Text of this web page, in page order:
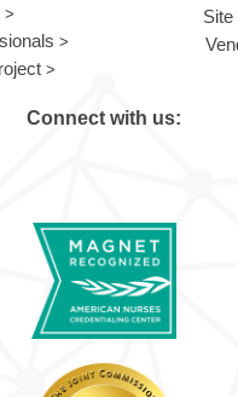
Site
Connect with us: